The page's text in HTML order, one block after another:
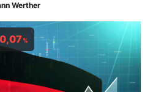
Werther
%